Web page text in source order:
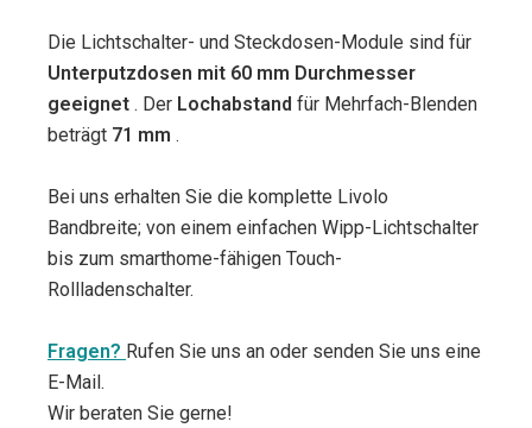
Die Lichtschalter- und Steckdosen-Module sind für
Unterputzdosen mit 60 mm Durchmesser
geeignet . Der Lochabstand für Mehrfach-Blenden
beträgt 71 mm .
Bei uns erhalten Sie die komplette Livolo
Bandbreite; von einem einfachen Wipp-Lichtschalter
bis zum smarthome-fähigen Touch-
Rollladenschalter.
Fragen? Rufen Sie uns an oder senden Sie uns eine
E-Mail.
Wir beraten Sie gerne!